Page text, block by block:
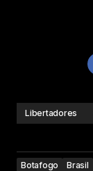
Libertadores
Botafogo Brasil